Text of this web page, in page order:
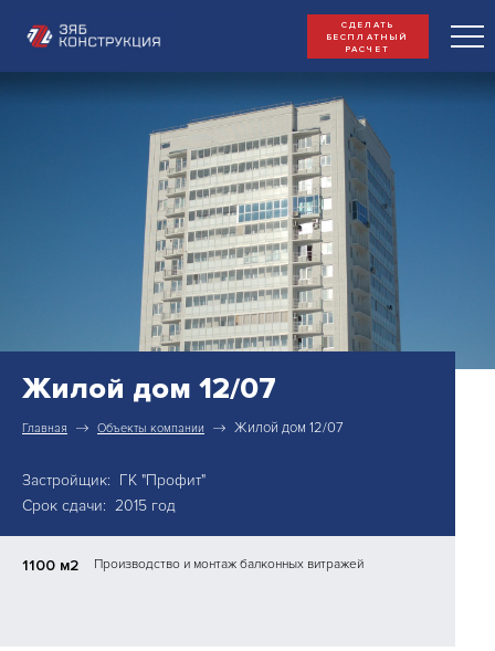
СДЕЛАТЬ
БЕСПЛАТНЫЙ
РАСЧЕТ
Жилой дом 12/07
Главная Объекты компании Жилой дом 12/07
Застройщик: ГК "Профит"
Срок сдачи: 2015 год
1100 м2 Производство и монтаж балконных витражей